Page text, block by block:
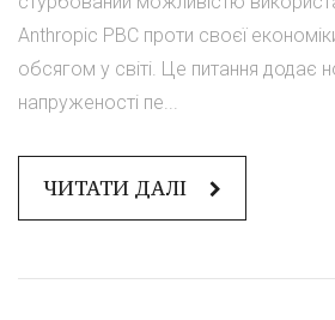
Anthropic PBC проти своєї
обсягом у світі. Це питання додає
напруженості пе...
ЧИТАТИ ДАЛІ